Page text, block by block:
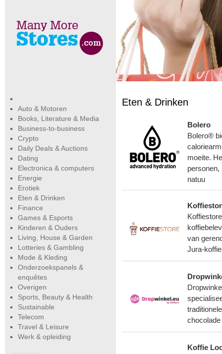
Eten & Drinken
Bolero
Bolero®
moeite.
natuu
van
Jura-
Koffie
Auto & Motoren
Books, Literature & Media
Business-to-business
Crypto
Daily Deals & Auctions
Dating
Electronica & computers
Energie
Erotiek
Eten & Drinken
Finance
Games & Esports
Kinderen & Ouders
Living, House & Garden
Lotteries & Gambling
Mode & Kleding
Onderzoekspanels &
enquêtes
Overigen
Sports, Beauty & Health
Sustainable
Telecom
Travel & Leisure
Werk & opleiding